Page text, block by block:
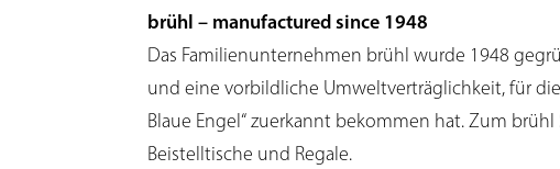
brühl – manufactured since 1948
Das Familienunternehmen brühl wurde 1948
und eine vorbildliche Umweltverträglichkeit, für
Blaue Engel“ zuerkannt bekommen hat. Zum
Beistelltische und Regale.